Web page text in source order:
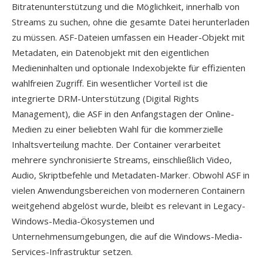
Bitratenunterstützung und die Möglichkeit, innerhalb von
Streams zu suchen, ohne die gesamte Datei herunterladen
zu müssen. ASF-Dateien umfassen ein Header-Objekt mit
Metadaten, ein Datenobjekt mit den eigentlichen
Medieninhalten und optionale Indexobjekte für effizienten
wahlfreien Zugriff. Ein wesentlicher Vorteil ist die
integrierte DRM-Unterstützung (Digital Rights
Management), die ASF in den Anfangstagen der Online-
Medien zu einer beliebten Wahl für die kommerzielle
Inhaltsverteilung machte. Der Container verarbeitet
mehrere synchronisierte Streams, einschließlich Video,
Audio, Skriptbefehle und Metadaten-Marker. Obwohl ASF in
vielen Anwendungsbereichen von moderneren Containern
weitgehend abgelöst wurde, bleibt es relevant in Legacy-
Windows-Media-Ökosystemen und
Unternehmensumgebungen, die auf die Windows-Media-
Services-Infrastruktur setzen.